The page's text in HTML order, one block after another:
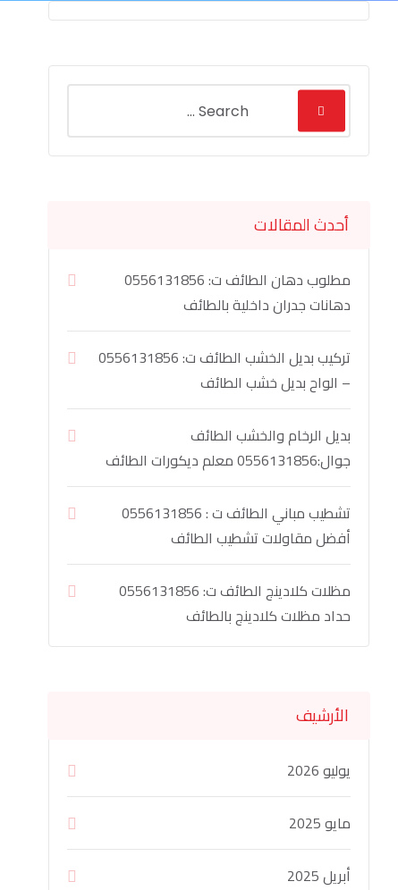
أحدث المقالات
مطلوب دهان الطائف ت: 0556131856
دهانات جدران داخلية بالطائف
تركيب بديل الخشب الطائف ت: 0556131856
– الواح بديل خشب الطائف
بديل الرخام والخشب الطائف
جوال:0556131856 معلم ديكورات الطائف
تشطيب مباني الطائف ت : 0556131856
أفضل مقاولات تشطيب الطائف
مظلات كلادينج الطائف ت: 0556131856
حداد مظلات كلادينج بالطائف
الأرشيف
يوليو 2026
مايو 2025
أبريل 2025